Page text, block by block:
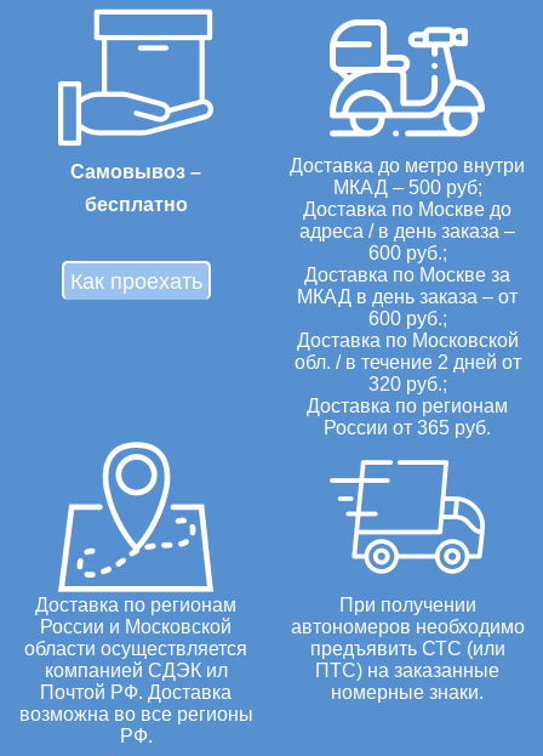
Самовывоз –
бесплатно
Как проехать
Доставка до метро внутри
МКАД – 500 руб;
Доставка по Москве до
адреса / в день заказа –
600 руб.;
Доставка по Москве за
МКАД в день заказа – от
600 руб.;
Доставка по Московской
обл. / в течение 2 дней от
320 руб.;
Доставка по регионам
России от 365 руб.
Доставка по регионам
России и Московской
области осуществляется
компанией СДЭК ил
Почтой РФ. Доставка
возможна во все регионы
РФ.
При получении
автономеров необходимо
предъявить СТС (или
ПТС) на заказанные
номерные знаки.